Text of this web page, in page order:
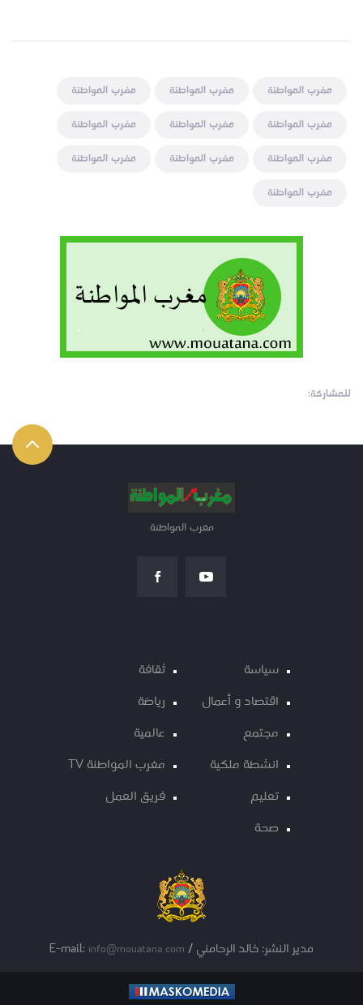
مغرب المواطنة مغرب المواطنة
مغرب المواطنة
مغرب المواطنة
مغرب المواطنة
مغرب المواطنة
مغرب المواطنة
مغرب المواطنة
مغرب المواطنة
مغرب المواطنة
للمشاركة:
مغرب المواطنة
سياسة
اقتصاد و أعمال
مجتمع
انشطة ملكية
تعليم
صحة
ثقافة
رياضة
عالمية
مغرب المواطنة TV
فريق العمل
مدير النشر: خالد الرحامني / E-mail: info@mouatana.com